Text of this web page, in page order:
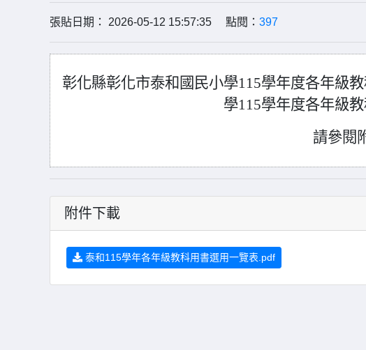
張貼日期： 2026-05-12 15:57:35 點閱： 397
彰化縣彰化市泰和國民小學115學年度各年級
學115學年度各年級
請參閱
附件下載
泰和115學年各年級教科用書選用一覽表.pdf